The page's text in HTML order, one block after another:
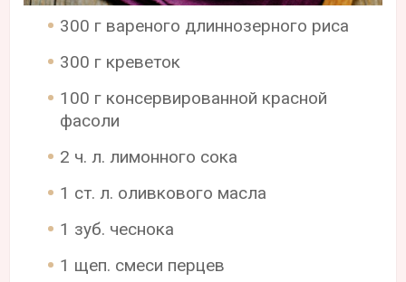
300 г вареного длиннозерного риса
300 г креветок
100 г консервированной красной
фасоли
2 ч. л. лимонного сока
1 ст. л. оливкового масла
1 зуб. чеснока
1 щеп. смеси перцев